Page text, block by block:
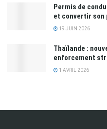
Permis de
et convertir son
19 JUIN 2026
Thaïlande :
enforcement
1 AVRIL 2026